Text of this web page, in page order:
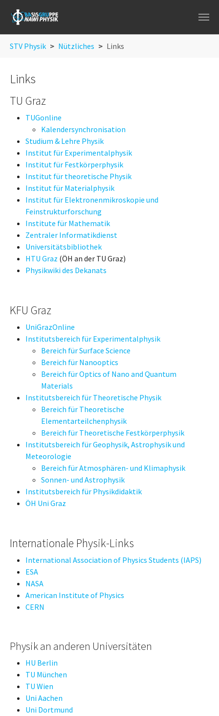
STV Physik Nützliches Links
Links
TU Graz
TUGonline
Kalendersynchronisation
Studium & Lehre Physik
Institut für Experimentalphysik
Institut für Festkörperphysik
Institut für theoretische Physik
Institut für Materialphysik
Institut für Elektronenmikroskopie und
Feinstrukturforschung
Institute für Mathematik
Zentraler Informatikdienst
Universitätsbibliothek
HTU Graz (ÖH an der TU Graz)
Physikwiki des Dekanats
KFU Graz
UniGrazOnline
Institutsbereich für Experimentalphysik
Bereich für Surface Science
Bereich für Nanooptics
Bereich für Optics of Nano and Quantum
Materials
Institutsbereich für Theoretische Physik
Bereich für Theoretische
Elementarteilchenphysik
Bereich für Theoretische Festkörperphysik
Institutsbereich für Geophysik, Astrophysik und
Meteorologie
Bereich für Atmosphären- und Klimaphysik
Sonnen- und Astrophysik
Institutsbereich für Physikdidaktik
ÖH Uni Graz
Internationale Physik-Links
International Association of Physics Students (IAPS)
ESA
NASA
American Institute of Physics
CERN
Physik an anderen Universitäten
HU Berlin
TU München
TU Wien
Uni Aachen
Uni Dortmund